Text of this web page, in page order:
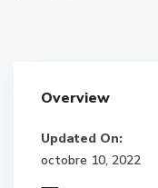
Overview
Updated On:
octobre 10, 2022